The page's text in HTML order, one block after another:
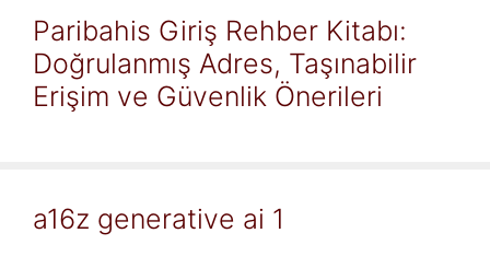
Paribahis Giriş Rehber Kitabı:
Doğrulanmış Adres, Taşınabilir
Erişim ve Güvenlik Önerileri
a16z generative ai 1